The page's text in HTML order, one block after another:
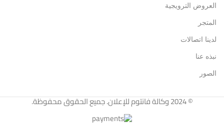
العروض الترويجية
المتجر
لدينا اتصالات
نبذه عنا
الصور
© 2024 وكالة فانتوم للإعلان. جميع الحقوق محفوظة.